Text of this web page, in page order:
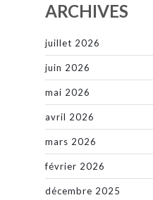
ARCHIVES
juillet 2026
juin 2026
mai 2026
avril 2026
mars 2026
février 2026
décembre 2025